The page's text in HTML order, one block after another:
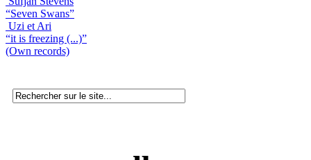
“Seven Swans”
Uzi et Ari
“it is freezing (...)”
(Own records)